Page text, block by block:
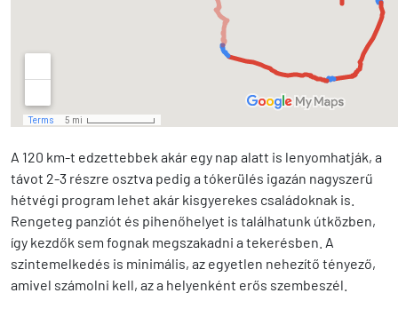
A 120 km-t edzettebbek akár egy nap alatt is lenyomhatják, a
távot 2-3 részre osztva pedig a tókerülés igazán nagyszerű
hétvégi program lehet akár kisgyerekes családoknak is.
Rengeteg panziót és pihenőhelyet is találhatunk útközben,
így kezdők sem fognak megszakadni a tekerésben. A
szintemelkedés is minimális, az egyetlen nehezítő tényező,
amivel számolni kell, az a helyenként erős szembeszél.